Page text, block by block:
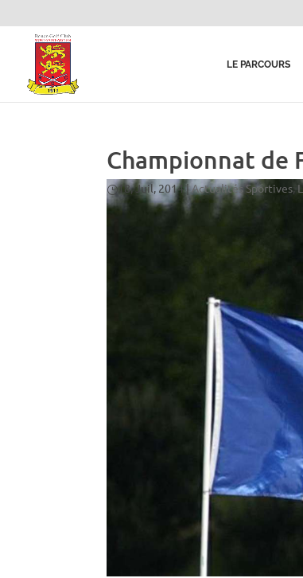
LE PARCOURS
Championnat de
18, Juil, 2014|Actualités Sportives,